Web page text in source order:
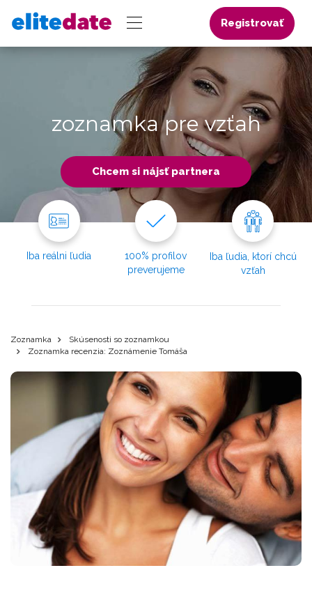
Registrovať
zoznamka pre vzťah
Chcem si nájsť partnera
Iba reálni ľudia
100% profilov
preverujeme
Iba ľudia, ktorí chcú
vzťah
Zoznamka
Skúsenosti so zoznamkou
Zoznamka recenzia: Zoznámenie Tomáša